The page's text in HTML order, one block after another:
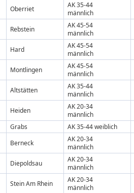
Oberriet
AK 35-44
männlich
Rebstein
AK 45-54
männlich
Hard
AK 45-54
männlich
Montlingen
AK 45-54
männlich
Altstätten
AK 35-44
männlich
Heiden
AK 20-34
männlich
Grabs AK 35-44 weiblich
Berneck
AK 20-34
männlich
Diepoldsau
AK 20-34
männlich
Stein Am Rhein
AK 20-34
männlich